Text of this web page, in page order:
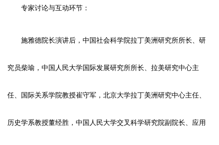
专家讨论与互动环节：
施雅德院长演讲后，中国社会科学院拉丁美洲研究所所长、研
究员柴瑜，中国人民大学国际发展研究所所长、拉美研究中心主
任、国际关系学院教授崔守军，北京大学拉丁美洲研究中心主任、
历史学系教授董经胜，中国人民大学交叉科学研究院副院长、应用